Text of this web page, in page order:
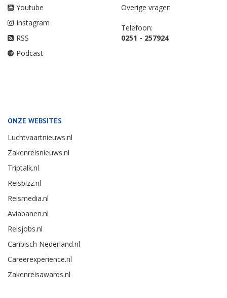
Youtube
Instagram
RSS
Podcast
Overige vragen
Telefoon:
0251 - 257924
ONZE WEBSITES
Luchtvaartnieuws.nl
Zakenreisnieuws.nl
Triptalk.nl
Reisbizz.nl
Reismedia.nl
Aviabanen.nl
Reisjobs.nl
Caribisch Nederland.nl
Careerexperience.nl
Zakenreisawards.nl